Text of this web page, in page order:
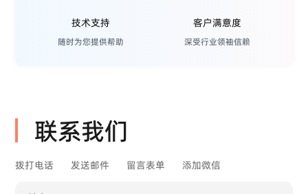
技术支持
随时为您提供帮助
客户满意度
深受行业领袖信赖
联系我们
拨打电话 发送邮件 留言表单 添加微信